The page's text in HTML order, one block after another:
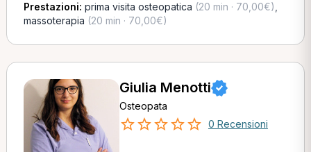
Prestazioni: prima visita osteopatica (20 min · 70,00€)
massoterapia (20 min · 70,00€)
Giulia Menotti
Osteopata
0 Recensioni